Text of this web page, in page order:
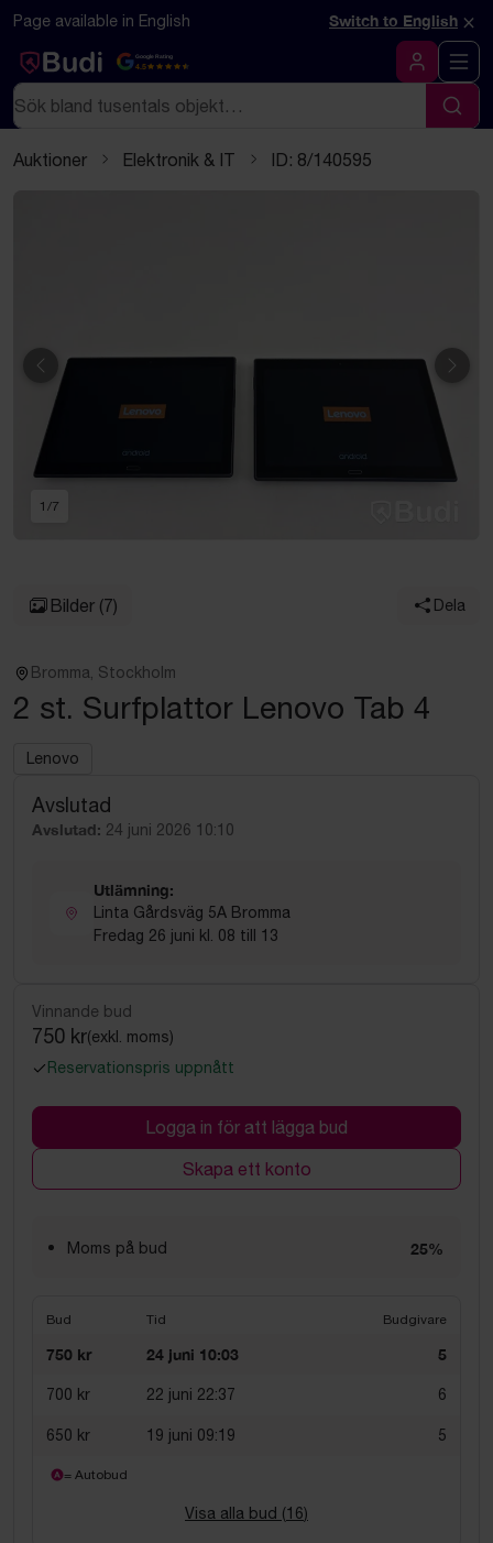
Hoppa till innehåll
Textbaserad (markdown) version av denna sida
Page available in English Switch to English ×
Google Rating
4.5
Logga in
Sök
Sök
Auktioner Elektronik & IT ID: 8/140595
Föregående
1 /7
Bilder (7) Dela
Bromma, Stockholm
2 st. Surfplattor Lenovo Tab 4
Lenovo
Avslutad
Avslutad: 24 juni 2026 10:10
Utlämning:
Linta Gårdsväg 5A Bromma
Fredag 26 juni kl. 08 till 13
Vinnande bud
750 kr(exkl. moms)
Reservationspris uppnått
Logga in för att lägga bud
Skapa ett konto
Moms på bud 25%
Bud Tid Budgivare
750 kr 24 juni 10:03 5
700 kr 22 juni 22:37 6
650 kr 19 juni 09:19 5
= Autobud
Visa alla bud (16)